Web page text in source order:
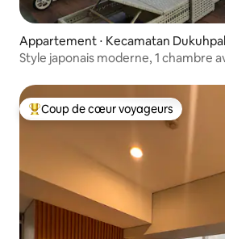
Appartement ⋅ Kecamatan
Style japonais moderne, 1 chambre
Coups de cœur voyageurs les plus
Coup de cœur voyageurs